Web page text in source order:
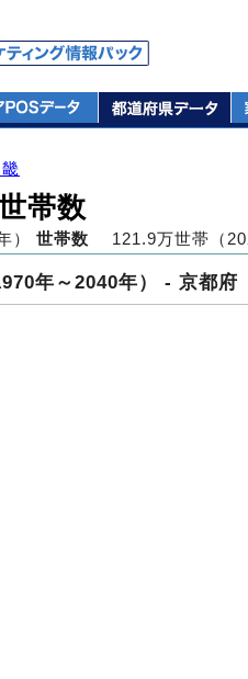
帯数
） 世帯数 121.9万世帯（
年～2040年） - 京都府